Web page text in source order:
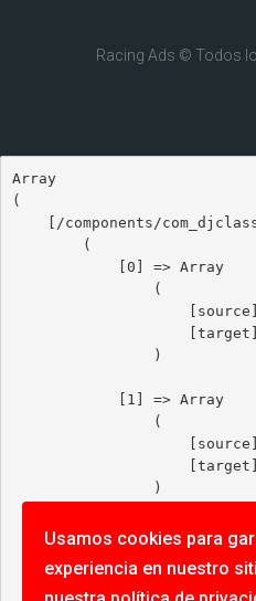
Racing Ads © Todos
Usamos cookies para
experiencia en nuestro
Array
(
            [2] => Array
                    [source] => components/com_djclassifieds/images/item/0/268_img_20200528_135753_thb.jpg
                    [target] => components/com_djclassifieds/images/item/0/268_img_20200528_135753_thb.webp